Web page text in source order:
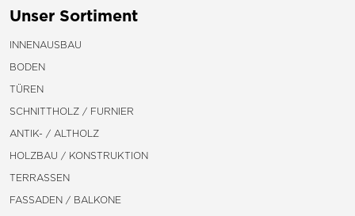
Unser Sortiment
INNENAUSBAU
BODEN
TÜREN
SCHNITTHOLZ / FURNIER
ANTIK- / ALTHOLZ
HOLZBAU / KONSTRUKTION
TERRASSEN
FASSADEN / BALKONE